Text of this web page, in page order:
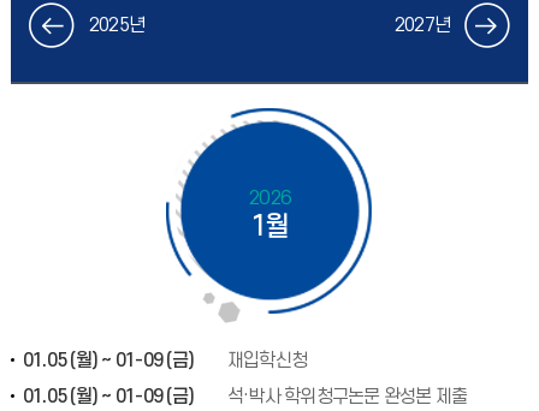
2025년 2027년
2026
1월
01.05 (월) ~ 01-09 (금)
재입학신청
01.05 (월) ~ 01-09 (금)
석·박사 학위청구논문 완성본 제출